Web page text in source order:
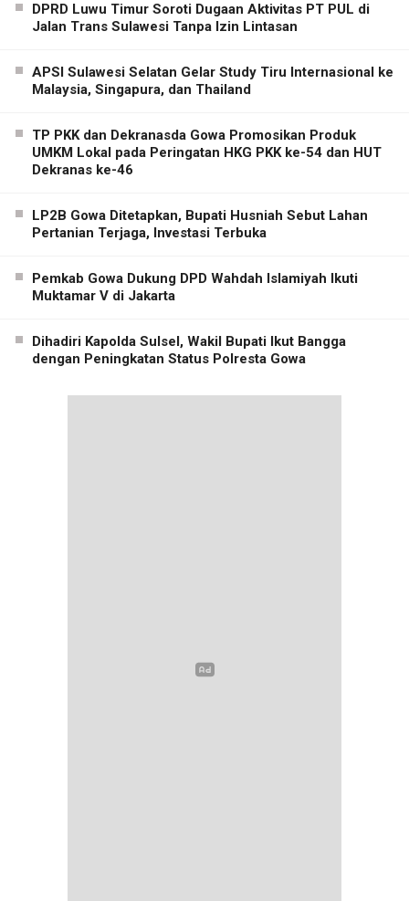
DPRD Luwu Timur Soroti Dugaan Aktivitas PT PUL di
Jalan Trans Sulawesi Tanpa Izin Lintasan
APSI Sulawesi Selatan Gelar Study Tiru Internasional ke
Malaysia, Singapura, dan Thailand
TP PKK dan Dekranasda Gowa Promosikan Produk
UMKM Lokal pada Peringatan HKG PKK ke-54 dan HUT
Dekranas ke-46
LP2B Gowa Ditetapkan, Bupati Husniah Sebut Lahan
Pertanian Terjaga, Investasi Terbuka
Pemkab Gowa Dukung DPD Wahdah Islamiyah Ikuti
Muktamar V di Jakarta
Dihadiri Kapolda Sulsel, Wakil Bupati Ikut Bangga
dengan Peningkatan Status Polresta Gowa